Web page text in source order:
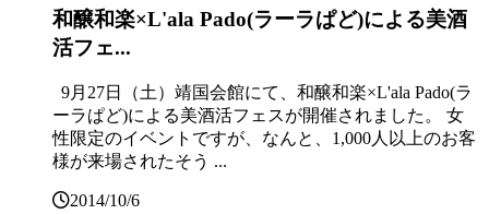
和醸和楽×L'ala Pado(ラーラぱど)による美酒
活フェ...
9月27日（土）靖国会館にて、和醸和楽×L'ala Pado(ラ
ーラぱど)による美酒活フェスが開催されました。 女
性限定のイベントですが、なんと、1,000人以上のお客
様が来場されたそう ...
2014/10/6